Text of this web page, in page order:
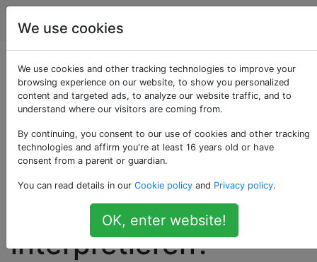
Computerbenutzer
Wie kann ich
verhindern, dass
andere Benutzer
meine Remote-
Sitzung
interpretieren?
We use cookies
We use cookies and other tracking technologies to improve your
browsing experience on our website, to show you personalized
content and targeted ads, to analyze our website traffic, and to
understand where our visitors are coming from.
By continuing, you consent to our use of cookies and other tracking
technologies and affirm you're at least 16 years old or have
consent from a parent or guardian.
You can read details in our Cookie policy and Privacy policy.
OK, enter website!